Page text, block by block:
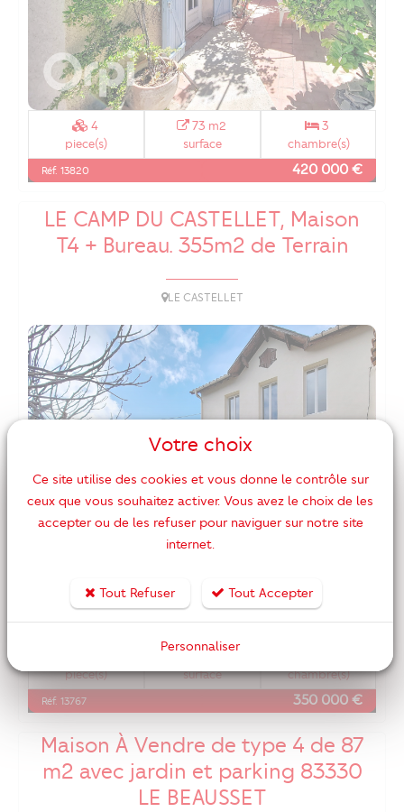
4
piece(s)
73 m2
surface
3
chambre(s)
Réf. 13820 420 000 €
LE CAMP DU CASTELLET, Maison
T4 + Bureau. 355m2 de Terrain
LE CASTELLET
piece(s)
surface
chambre(s)
Réf. 13767 350 000 €
Maison À Vendre de type 4 de 87
m2 avec jardin et parking 83330
LE BEAUSSET
Votre choix
Ce site utilise des cookies et vous donne le contrôle sur
ceux que vous souhaitez activer. Vous avez le choix de les
accepter ou de les refuser pour naviguer sur notre site
internet.
Tout Refuser Tout Accepter
Personnaliser